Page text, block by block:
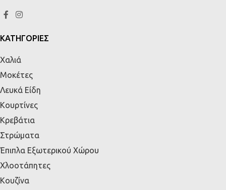
ΚΑΤΗΓΟΡΙΕΣ
Χαλιά
Μοκέτες
Λευκά Είδη
Κουρτίνες
Κρεβάτια
Στρώματα
Έπιπλα Εξωτερικού Χώρου
Χλοοτάπητες
Κουζίνα